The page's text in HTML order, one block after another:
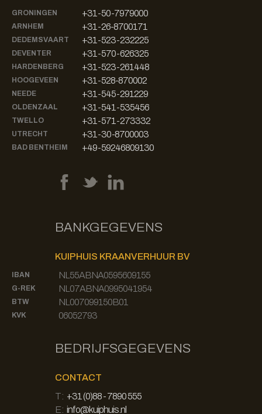
GRONINGEN +31-50-7979000
ARNHEM +31-26-8700171
DEDEMSVAART +31-523-232225
DEVENTER +31-570-626325
HARDENBERG +31-523-261448
HOOGEVEEN +31-528-870002
NEEDE +31-545-291229
OLDENZAAL +31-541-535456
TWELLO +31-571-273332
UTRECHT +31-30-8700003
BAD BENTHEIM +49-59246809130
BANKGEGEVENS
KUIPHUIS KRAANVERHUUR BV
IBAN NL55ABNA0595609155
G-REK NL07ABNA0995041954
BTW NL007099150B01
KVK 06052793
BEDRIJFSGEGEVENS
CONTACT
T: +31 (0)88 - 7890 555
E: info@kuiphuis.nl